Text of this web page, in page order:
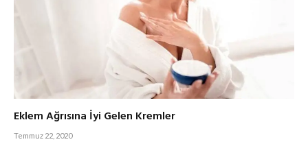
Eklem Ağrısına İyi Gelen Kremler
Temmuz 22, 2020